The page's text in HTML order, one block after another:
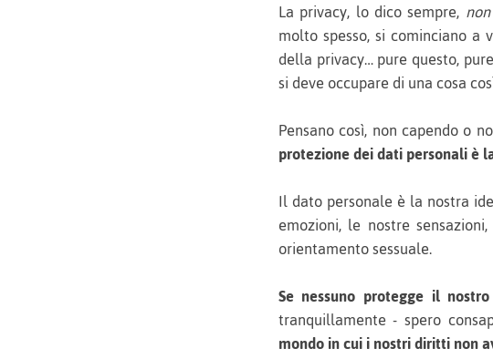
La privacy, lo dico sempre,
molto spesso, si cominciano a
della privacy… pure questo,
si deve occupare di una cosa
Pensano così, non capendo o
protezione dei dati personali è
Il dato personale è la nostra
emozioni, le nostre
orientamento sessuale.
Se nessuno protegge il
tranquillamente - spero
mondo in cui i nostri diritti non